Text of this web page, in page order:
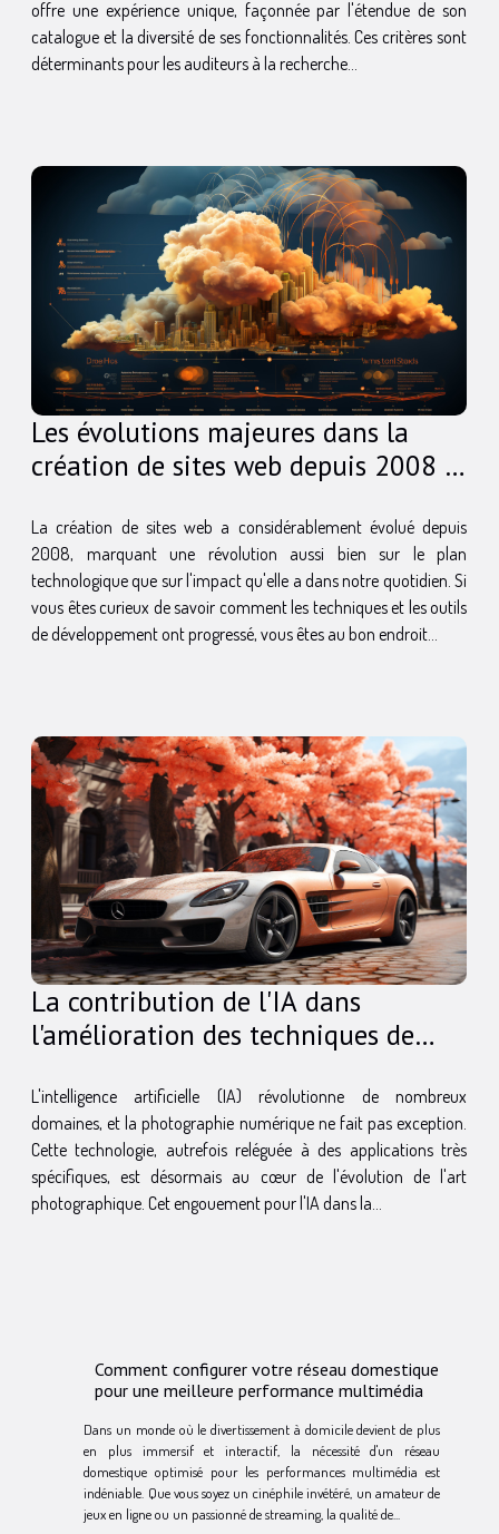
offre une expérience unique, façonnée par l'étendue de son
catalogue et la diversité de ses fonctionnalités. Ces critères sont
déterminants pour les auditeurs à la recherche...
Les évolutions majeures dans la
création de sites web depuis 2008 :
La création de sites web a considérablement évolué depuis
2008, marquant une révolution aussi bien sur le plan
technologique que sur l'impact qu'elle a dans notre quotidien. Si
vous êtes curieux de savoir comment les techniques et les outils
de développement ont progressé, vous êtes au bon endroit...
La contribution de l'IA dans
l'amélioration des techniques de
L'intelligence artificielle (IA) révolutionne de nombreux
domaines, et la photographie numérique ne fait pas exception.
Cette technologie, autrefois reléguée à des applications très
spécifiques, est désormais au cœur de l'évolution de l'art
photographique. Cet engouement pour l'IA dans la...
Comment configurer votre réseau domestique
pour une meilleure performance multimédia
Dans un monde où le divertissement à domicile devient de plus
en plus immersif et interactif, la nécessité d'un réseau
domestique optimisé pour les performances multimédia est
indéniable. Que vous soyez un cinéphile invétéré, un amateur de
jeux en ligne ou un passionné de streaming, la qualité de...